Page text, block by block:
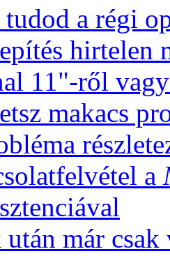
a régi
hirtelen
11"-ről
makacs
a
után már